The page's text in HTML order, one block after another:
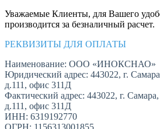
Уважаемые Клиенты, для Вашего
производится за безналичный расчет.
РЕКВИЗИТЫ ДЛЯ ОПЛАТЫ
Наименование: ООО «ИНОКСНАО»
Юридический адрес: 443022, г.
д.111, офис 311Д
Фактический адрес: 443022, г.
д.111, офис 311Д
ИНН: 6319192770